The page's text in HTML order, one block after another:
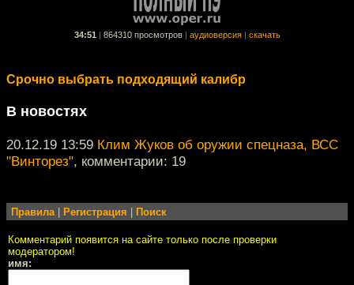
34:51 864310 просмотров аудиоверсия скачать
Срочно выбрать подходящий калибр
В новостях
20.12.19 13:59 Клим Жуков об оружии спецназа, ВСС
"Винторез", комментарии: 19
Правила| Регистрация Поиск
Комментарий появится на сайте только после проверки
модератором!
имя: